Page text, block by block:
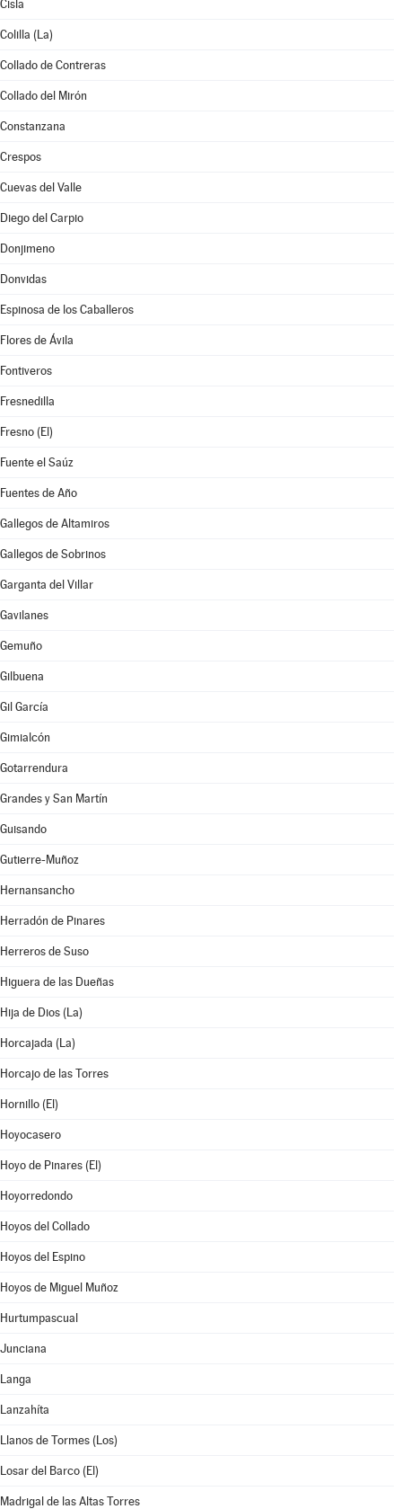
Cisla
Colilla (La)
Collado de Contreras
Collado del Mirón
Constanzana
Crespos
Cuevas del Valle
Diego del Carpio
Donjimeno
Donvidas
Espinosa de los Caballeros
Flores de Ávila
Fontiveros
Fresnedilla
Fresno (El)
Fuente el Saúz
Fuentes de Año
Gallegos de Altamiros
Gallegos de Sobrinos
Garganta del Villar
Gavilanes
Gemuño
Gilbuena
Gil García
Gimialcón
Gotarrendura
Grandes y San Martín
Guisando
Gutierre-Muñoz
Hernansancho
Herradón de Pinares
Herreros de Suso
Higuera de las Dueñas
Hija de Dios (La)
Horcajada (La)
Horcajo de las Torres
Hornillo (El)
Hoyocasero
Hoyo de Pinares (El)
Hoyorredondo
Hoyos del Collado
Hoyos del Espino
Hoyos de Miguel Muñoz
Hurtumpascual
Junciana
Langa
Lanzahíta
Llanos de Tormes (Los)
Losar del Barco (El)
Madrigal de las Altas Torres